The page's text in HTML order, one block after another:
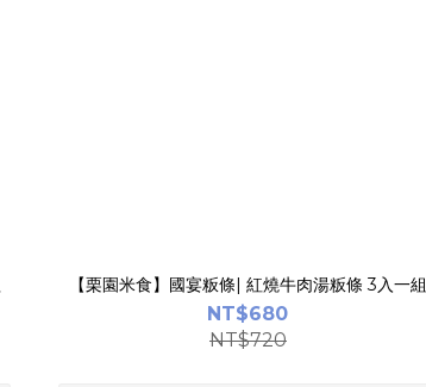
【栗園米食】國宴粄條| 紅燒牛肉湯粄條 3入一組
NT$680
NT$720